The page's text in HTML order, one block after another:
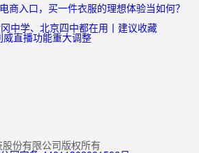
商入口，买一件衣服的理想体验当如何？
中学、北京四中都在用丨建议收藏
直播功能重大调整
份有限公司版权所有